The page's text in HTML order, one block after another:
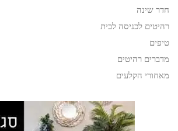
חדר שינה
רהיטים לכניסה לבית
טיפים
מדברים רהיטים
מאחורי הקלעים